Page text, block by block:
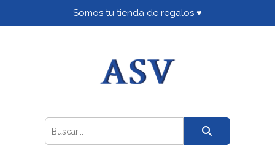
Somos tu tienda de regalos ♥